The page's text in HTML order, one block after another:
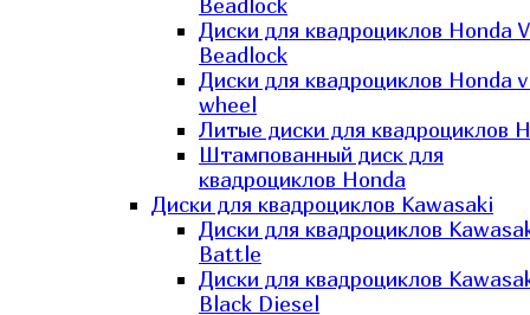
Beadlock
Диски для квадроциклов Honda
Beadlock
Диски для квадроциклов Honda
wheel
Литые диски для квадроциклов
Штампованный диск для
квадроциклов Honda
Диски для квадроциклов Kawasaki
Диски для квадроциклов
Battle
Диски для квадроциклов
Black Diesel